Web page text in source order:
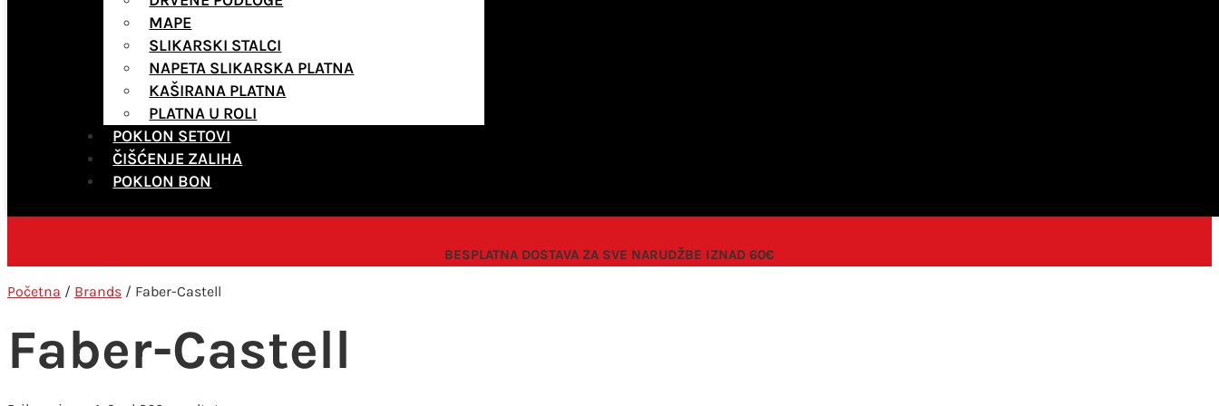
MAPE
SLIKARSKI STALCI
NAPETA SLIKARSKA PLATNA
KAŠIRANA PLATNA
PLATNA U ROLI
POKLON SETOVI
ČIŠĆENJE ZALIHA
POKLON BON
BESPLATNA DOSTAVA ZA SVE NARUDŽBE IZNAD 60€
Početna / Brands / Faber-Castell
Faber-Castell